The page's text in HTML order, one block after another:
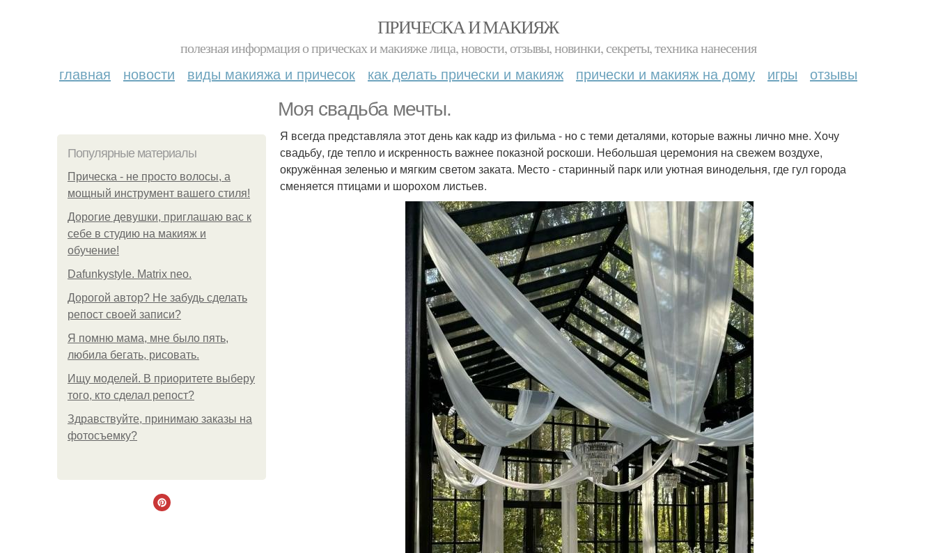
ПРИЧЕСКА И МАКИЯЖ
полезная информация о прическах и макияже лица, новости, отзывы, новинки, секреты, техника нанесения
главная новости виды макияжа и причесок как делать прически и макияж прически и макияж на дому игры отзывы
Моя свадьба мечты.
Популярные материалы
Прическа - не просто волосы, а
мощный инструмент вашего стиля!
Дорогие девушки, приглашаю вас к
себе в студию на макияж и
обучение!
Dafunkystyle. Matrix neo.
Дорогой автор? Не забудь сделать
репост своей записи?
Я помню мама, мне было пять,
любила бегать, рисовать.
Ищу моделей. В приоритете выберу
того, кто сделал репост?
Здравствуйте, принимаю заказы на
фотосъемку?
Я всегда представляла этот день как кадр из фильма - но с теми деталями, которые важны лично мне. Хочу
свадьбу, где тепло и искренность важнее показной роскоши. Небольшая церемония на свежем воздухе,
окружённая зеленью и мягким светом заката. Место - старинный парк или уютная винодельня, где гул города
сменяется птицами и шорохом листьев.